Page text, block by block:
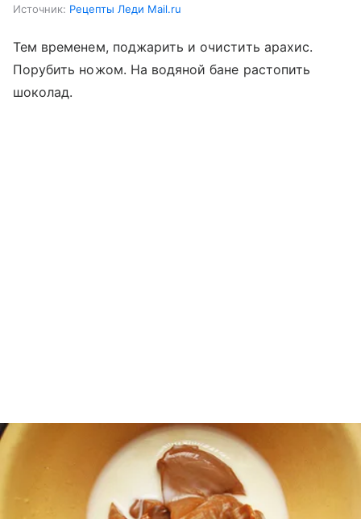
Источник: Рецепты Леди Mail.ru
Тем временем, поджарить и очистить арахис.
Порубить ножом. На водяной бане растопить
шоколад.